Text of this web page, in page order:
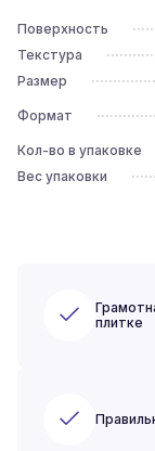
Поверхность
Текстура
Размер
Формат
Кол-во в упаковке
Вес упаковки
плитке